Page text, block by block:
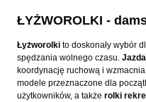
ŁYŻWOROLKI -
Łyżworolki to doskonały wybór
spędzania wolnego czasu.
koordynację ruchową i
modele przeznaczone dla
użytkowników, a także rolki